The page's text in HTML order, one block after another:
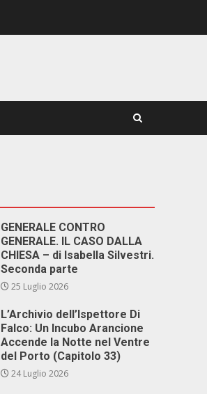
GENERALE CONTRO
GENERALE. IL CASO DALLA
CHIESA – di Isabella Silvestri.
Seconda parte
25 Luglio 2026
L’Archivio dell’Ispettore Di
Falco: Un Incubo Arancione
Accende la Notte nel Ventre
del Porto (Capitolo 33)
24 Luglio 2026